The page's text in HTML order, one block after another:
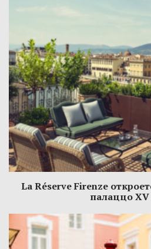
La Réserve Firenze
палаццо XV